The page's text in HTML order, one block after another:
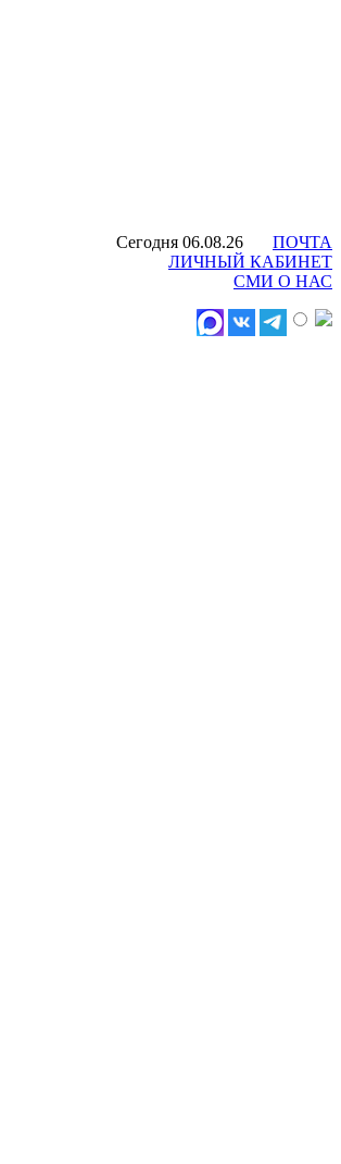
Сегодня 06.08.26
ПОЧТА
ЛИЧНЫЙ КАБИНЕТ
СМИ О НАС